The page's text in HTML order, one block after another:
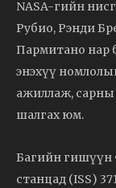
NASA-гийн
Рубио, Рэнди
Пармитано нар
энэхүү
ажиллаж, сарны
шалгах юм.
Багийн гишүүн
станцад (ISS)